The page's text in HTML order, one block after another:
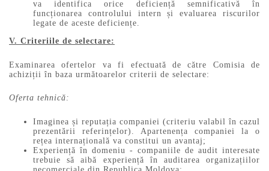
va identifica orice deficiență semnificativă în
funcționarea controlului intern și evaluarea riscurilor
legate de aceste deficiențe.
V. Criteriile de selectare:
Examinarea ofertelor va fi efectuată de către Comisia de
achiziții în baza următoarelor criterii de selectare:
Oferta tehnică:
Imaginea și reputația companiei (criteriu valabil în cazul
prezentării referințelor). Apartenența companiei la o
rețea internațională va constitui un avantaj;
Experiență în domeniu - companiile de audit interesate
trebuie să aibă experiență în auditarea organizațiilor